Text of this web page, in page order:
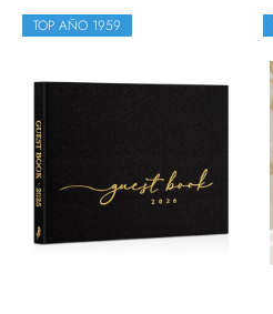
TOP AÑO 1959